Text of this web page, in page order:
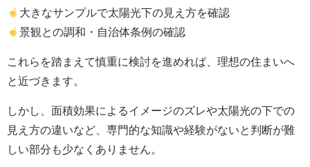
大きなサンプルで太陽光下の見え方を確認
景観との調和・自治体条例の確認
これらを踏まえて慎重に検討を進めれば、理想の住まいへ
と近づきます。
しかし、面積効果によるイメージのズレや太陽光の下での
見え方の違いなど、専門的な知識や経験がないと判断が難
しい部分も少なくありません。